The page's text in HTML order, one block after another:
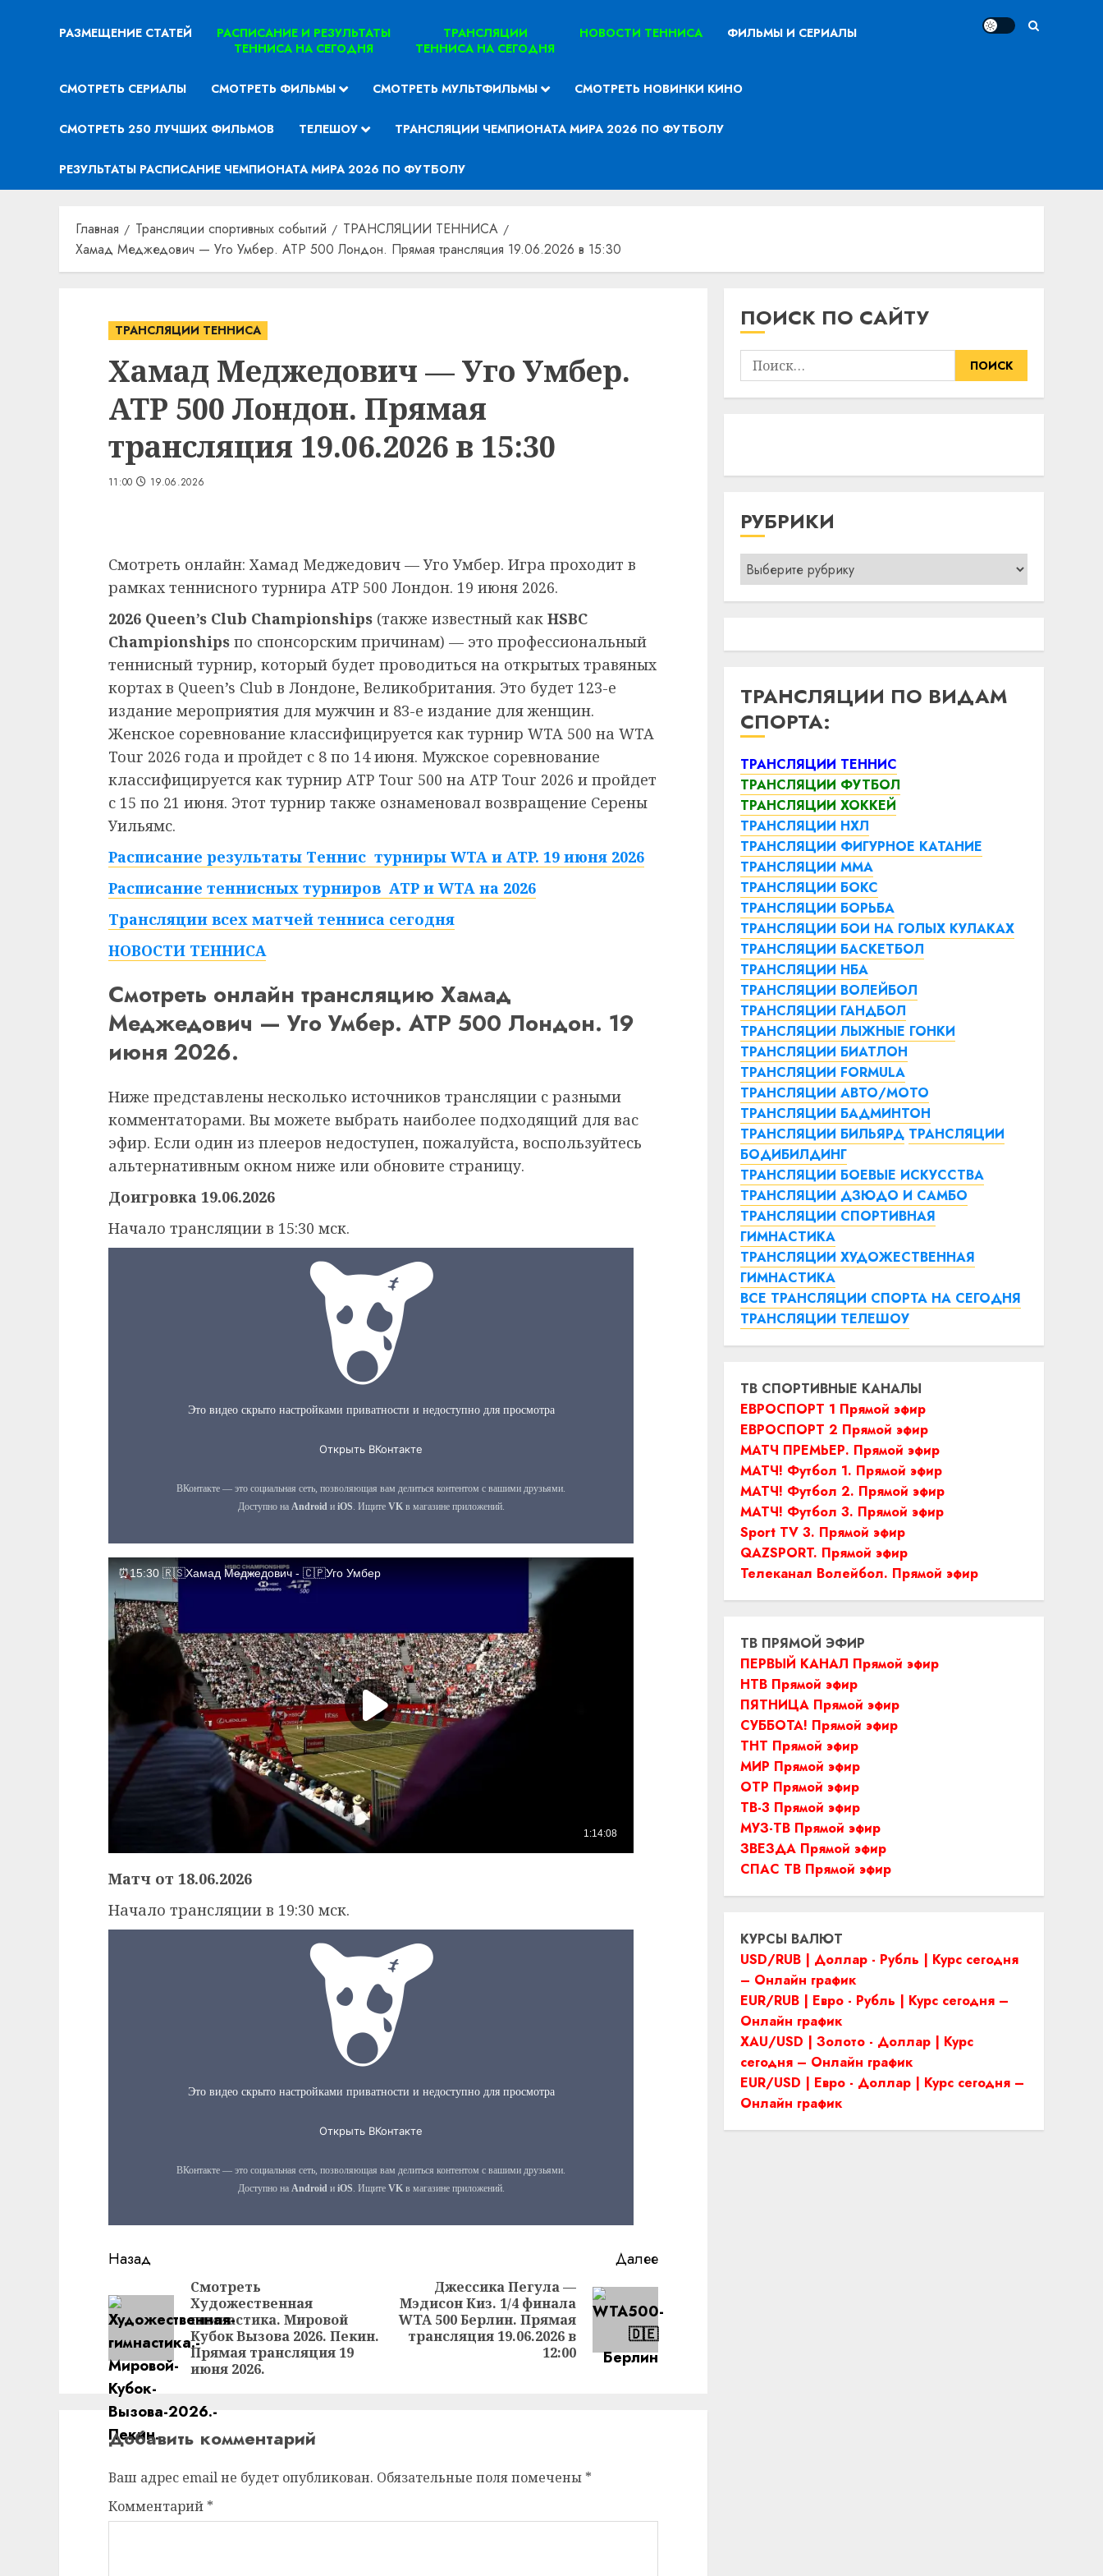
РАЗМЕЩЕНИЕ СТАТЕЙ
РАСПИСАНИЕ И РЕЗУЛЬТАТЫ
ТЕННИСА НА СЕГОДНЯ
ТРАНСЛЯЦИИ
ТЕННИСА НА СЕГОДНЯ
НОВОСТИ ТЕННИСА ФИЛЬМЫ И СЕРИАЛЫ
СМОТРЕТЬ СЕРИАЛЫ СМОТРЕТЬ ФИЛЬМЫ СМОТРЕТЬ МУЛЬТФИЛЬМЫ СМОТРЕТЬ НОВИНКИ КИНО
СМОТРЕТЬ 250 ЛУЧШИХ ФИЛЬМОВ ТЕЛЕШОУ ТРАНСЛЯЦИИ ЧЕМПИОНАТА МИРА 2026 ПО ФУТБОЛУ
РЕЗУЛЬТАТЫ РАСПИСАНИЕ ЧЕМПИОНАТА МИРА 2026 ПО ФУТБОЛУ
Главная Трансляции спортивных событий
ТРАНСЛЯЦИИ ТЕННИСА
Хамад Меджедович — Уго Умбер. ATP 500 Лондон. Прямая трансляция 19.06.2026 в 15:30
ТРАНСЛЯЦИИ ТЕННИСА
Хамад Меджедович — Уго Умбер.
ATP 500 Лондон. Прямая
трансляция 19.06.2026 в 15:30
11:00 19.06.2026
Смотреть онлайн: Хамад Меджедович — Уго Умбер. Игра проходит в
рамках теннисного турнира ATP 500 Лондон. 19 июня 2026.
2026 Queen’s Club Championships (также известный как HSBC
Championships по спонсорским причинам) — это профессиональный
теннисный турнир, который будет проводиться на открытых травяных
кортах в Queen’s Club в Лондоне, Великобритания. Это будет 123-е
издание мероприятия для мужчин и 83-е издание для женщин.
Женское соревнование классифицируется как турнир WTA 500 на WTA
Tour 2026 года и пройдет с 8 по 14 июня. Мужское соревнование
классифицируется как турнир ATP Tour 500 на ATP Tour 2026 и пройдет
с 15 по 21 июня. Этот турнир также ознаменовал возвращение Серены
Уильямс.
Расписание результаты Теннис турниры WTA и ATP. 19 июня 2026
Расписание теннисных турниров ATP и WTA на 2026
Трансляции всех матчей тенниса сегодня
НОВОСТИ ТЕННИСА
Смотреть онлайн трансляцию Хамад
Меджедович — Уго Умбер. ATP 500 Лондон. 19
июня 2026.
Ниже представлены несколько источников трансляции с разными
комментаторами. Вы можете выбрать наиболее подходящий для вас
эфир. Если один из плееров недоступен, пожалуйста, воспользуйтесь
альтернативным окном ниже или обновите страницу.
Доигровка 19.06.2026
Начало трансляции в 15:30 мск.
Матч от 18.06.2026
Начало трансляции в 19:30 мск.
Продолжить
чтение
Назад
Предыдущая
запись:
Смотреть
Художественная
гимнастика. Мировой
Кубок Вызова 2026. Пекин.
Прямая трансляция 19
июня 2026.
Далее
Следующая
запись:
Джессика Пегула —
Мэдисон Киз. 1/4 финала
WTA 500 Берлин. Прямая
трансляция 19.06.2026 в
12:00
Добавить комментарий
Ваш адрес email не будет опубликован. Обязательные поля помечены *
Комментарий *
ПОИСК ПО САЙТУ
Найти:
РУБРИКИ
Рубрики
ТРАНСЛЯЦИИ ПО ВИДАМ
СПОРТА:
ТРАНСЛЯЦИИ ТЕННИС
ТРАНСЛЯЦИИ ФУТБОЛ
ТРАНСЛЯЦИИ ХОККЕЙ
ТРАНСЛЯЦИИ НХЛ
ТРАНСЛЯЦИИ ФИГУРНОЕ КАТАНИЕ
ТРАНСЛЯЦИИ ММА
ТРАНСЛЯЦИИ БОКС
ТРАНСЛЯЦИИ БОРЬБА
ТРАНСЛЯЦИИ БОИ НА ГОЛЫХ КУЛАКАХ
ТРАНСЛЯЦИИ БАСКЕТБОЛ
ТРАНСЛЯЦИИ НБА
ТРАНСЛЯЦИИ ВОЛЕЙБОЛ
ТРАНСЛЯЦИИ ГАНДБОЛ
ТРАНСЛЯЦИИ ЛЫЖНЫЕ ГОНКИ
ТРАНСЛЯЦИИ БИАТЛОН
ТРАНСЛЯЦИИ FORMULA
ТРАНСЛЯЦИИ АВТО/МОТО
ТРАНСЛЯЦИИ БАДМИНТОН
ТРАНСЛЯЦИИ БИЛЬЯРД ТРАНСЛЯЦИИ
БОДИБИЛДИНГ
ТРАНСЛЯЦИИ БОЕВЫЕ ИСКУССТВА
ТРАНСЛЯЦИИ ДЗЮДО И САМБО
ТРАНСЛЯЦИИ СПОРТИВНАЯ
ГИМНАСТИКА
ТРАНСЛЯЦИИ ХУДОЖЕСТВЕННАЯ
ГИМНАСТИКА
ВСЕ ТРАНСЛЯЦИИ СПОРТА НА СЕГОДНЯ
ТРАНСЛЯЦИИ ТЕЛЕШОУ
ТВ СПОРТИВНЫЕ КАНАЛЫ
ЕВРОСПОРТ 1 Прямой эфир
ЕВРОСПОРТ 2 Прямой эфир
МАТЧ ПРЕМЬЕР. Прямой эфир
МАТЧ! Футбол 1. Прямой эфир
МАТЧ! Футбол 2. Прямой эфир
МАТЧ! Футбол 3. Прямой эфир
Sport TV 3. Прямой эфир
QAZSPORT. Прямой эфир
Телеканал Волейбол. Прямой эфир
ТВ ПРЯМОЙ ЭФИР
ПЕРВЫЙ КАНАЛ Прямой эфир
НТВ Прямой эфир
ПЯТНИЦА Прямой эфир
СУББОТА! Прямой эфир
ТНТ Прямой эфир
МИР Прямой эфир
ОТР Прямой эфир
ТВ-3 Прямой эфир
МУЗ-ТВ Прямой эфир
ЗВЕЗДА Прямой эфир
СПАС ТВ Прямой эфир
КУРСЫ ВАЛЮТ
USD/RUB | Доллар - Рубль | Курс сегодня
– Онлайн график
EUR/RUB | Евро - Рубль | Курс сегодня –
Онлайн график
XAU/USD | Золото - Доллар | Курс
сегодня – Онлайн график
EUR/USD | Евро - Доллар | Курс сегодня –
Онлайн график